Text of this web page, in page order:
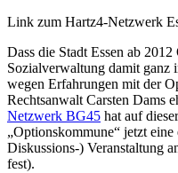
Link zum Hartz4-Netzwerk
Dass die Stadt Essen ab
Sozialverwaltung damit ganz
wegen Erfahrungen mit der
Rechtsanwalt Carsten Dams
Netzwerk BG45 hat auf
„Optionskommune“ jetzt
Diskussions-) Veranstaltung
fest).